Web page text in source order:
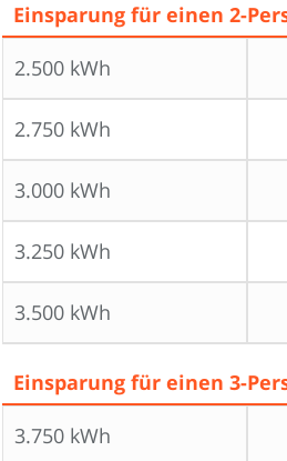
Einsparung für einen 2-
2.500 kWh
2.750 kWh
3.000 kWh
3.250 kWh
3.500 kWh
Einsparung für einen 3-
3.750 kWh